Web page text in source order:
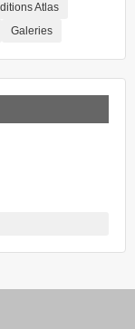
Atlas
Galeries